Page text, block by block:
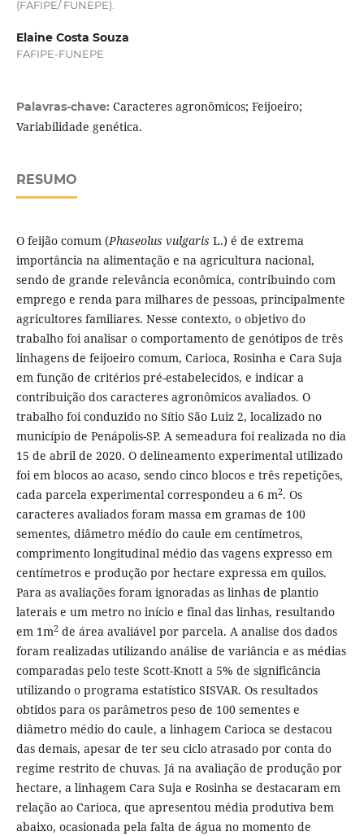
(FAFIPE/ FUNEPE).
Elaine Costa Souza
FAFIPE-FUNEPE
Palavras-chave: Caracteres agronômicos; Feijoeiro;
Variabilidade genética.
RESUMO
O feijão comum (Phaseolus vulgaris L.) é de extrema
importância na alimentação e na agricultura nacional,
sendo de grande relevância econômica, contribuindo com
emprego e renda para milhares de pessoas, principalmente
agricultores familiares. Nesse contexto, o objetivo do
trabalho foi analisar o comportamento de genótipos de três
linhagens de feijoeiro comum, Carioca, Rosinha e Cara Suja
em função de critérios pré-estabelecidos, e indicar a
contribuição dos caracteres agronômicos avaliados. O
trabalho foi conduzido no Sítio São Luiz 2, localizado no
município de Penápolis-SP. A semeadura foi realizada no dia
15 de abril de 2020. O delineamento experimental utilizado
foi em blocos ao acaso, sendo cinco blocos e três repetições,
cada parcela experimental correspondeu a 6 m2. Os
caracteres avaliados foram massa em gramas de 100
sementes, diâmetro médio do caule em centímetros,
comprimento longitudinal médio das vagens expresso em
centímetros e produção por hectare expressa em quilos.
Para as avaliações foram ignoradas as linhas de plantio
laterais e um metro no início e final das linhas, resultando
em 1m2de área avaliável por parcela. A analise dos dados
foram realizadas utilizando análise de variância e as médias
comparadas pelo teste Scott-Knott a 5% de significância
utilizando o programa estatístico SISVAR. Os resultados
obtidos para os parâmetros peso de 100 sementes e
diâmetro médio do caule, a linhagem Carioca se destacou
das demais, apesar de ter seu ciclo atrasado por conta do
regime restrito de chuvas. Já na avaliação de produção por
hectare, a linhagem Cara Suja e Rosinha se destacaram em
relação ao Carioca, que apresentou média produtiva bem
abaixo, ocasionada pela falta de água no momento de